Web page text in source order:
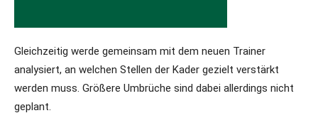
Gleichzeitig werde gemeinsam mit dem neuen Trainer
analysiert, an welchen Stellen der Kader gezielt verstärkt
werden muss. Größere Umbrüche sind dabei allerdings nicht
geplant.